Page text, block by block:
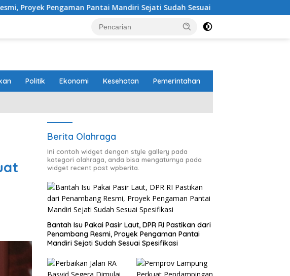
Pantai Mandiri Sejati Sudah Sesuai Spesifikasi
Politik Ekonomi Kesehatan Pemerintahan
Berita Olahraga
Ini contoh widget dengan style gallery pada
kategori olahraga, anda bisa mengaturnya pada
widget recent post wpberita.
Bantah Isu Pakai Pasir Laut, DPR RI Pastikan dari
Penambang Resmi, Proyek Pengaman Pantai
Mandiri Sejati Sudah Sesuai Spesifikasi